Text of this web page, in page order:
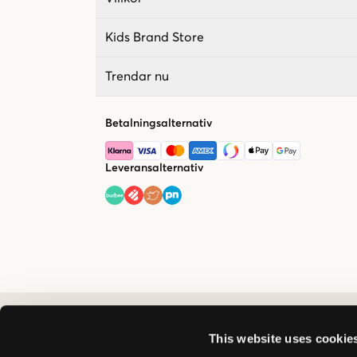
This website uses
Kids Brand Store
Trendar nu
Betalningsalternativ
Leveransalternativ